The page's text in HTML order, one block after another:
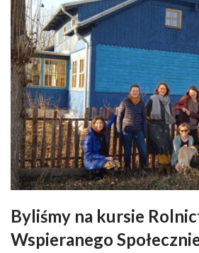
Byliśmy na kursie
Wspieranego